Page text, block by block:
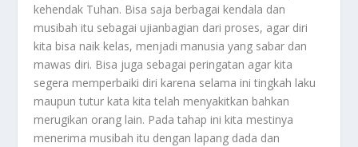
kehendak Tuhan. Bisa saja berbagai kendala dan
musibah itu sebagai ujianbagian dari proses, agar diri
kita bisa naik kelas, menjadi manusia yang sabar dan
mawas diri. Bisa juga sebagai peringatan agar kita
segera memperbaiki diri karena selama ini tingkah laku
maupun tutur kata kita telah menyakitkan bahkan
merugikan orang lain. Pada tahap ini kita mestinya
menerima musibah itu dengan lapang dada dan